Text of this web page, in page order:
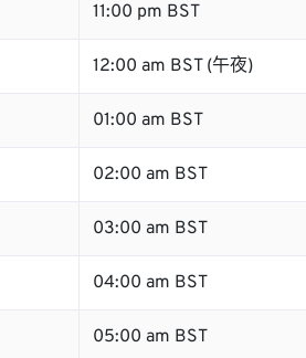
11:00 pm BST
12:00 am BST (午夜)
01:00 am BST
02:00 am BST
03:00 am BST
04:00 am BST
05:00 am BST